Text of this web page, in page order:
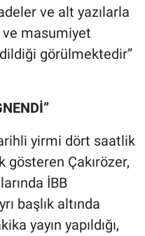
ve alt yazılarla
masumiyet
görülmektedir”
yirmi dört saatlik
gösteren Çakırözer,
İBB
başlık altında
yayın yapıldığı,